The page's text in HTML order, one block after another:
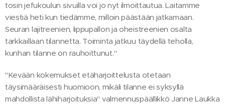
tosin jefukoulun sivuilla voi jo nyt ilmoittautua. Laitamme
viestiä heti kun tiedämme, milloin päästään jatkamaan.
Seuran lajitreenien, lippupallon ja oheistreenien osalta
tarkkaillaan tilannetta. Toiminta jatkuu täydellä teholla,
kunhan tilanne on rauhoittunut."
"Kevään kokemukset etäharjoittelusta otetaan
täysimääräisesti huomioon, mikäli tilanne ei syksyllä
mahdollista lähiharjoituksia" valmennuspäällikkö Janne Laukka